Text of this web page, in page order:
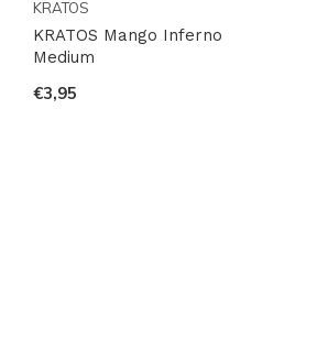
KRATOS
KRATOS Mango Inferno
Medium
€3,95